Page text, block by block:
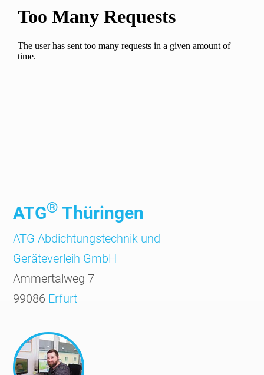
ATG® Thüringen
ATG Abdichtungs­technik und
Geräte­verleih GmbH
Ammertalweg 7
99086 Erfurt